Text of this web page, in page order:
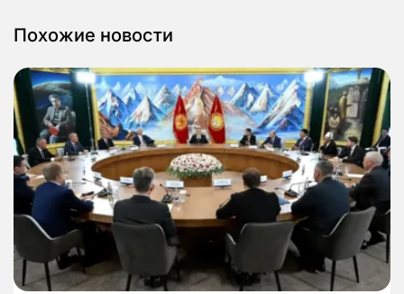
Похожие новости